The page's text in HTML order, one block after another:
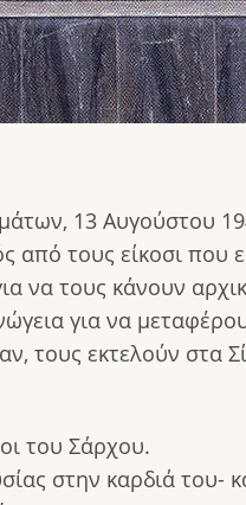
13 Αυγούστου
από τους είκοσι που
να τους κάνουν
για να
τους εκτελούν στα
του Σάρχου.
στην καρδιά του-